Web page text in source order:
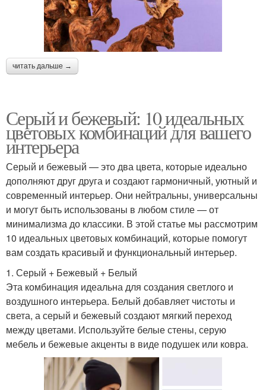
читать дальше →
Серый и бежевый: 10 идеальных
цветовых комбинаций для вашего
интерьера
Серый и бежевый — это два цвета, которые идеально
дополняют друг друга и создают гармоничный, уютный и
современный интерьер. Они нейтральны, универсальны
и могут быть использованы в любом стиле — от
минимализма до классики. В этой статье мы рассмотрим
10 идеальных цветовых комбинаций, которые помогут
вам создать красивый и функциональный интерьер.
1. Серый + Бежевый + Белый
Эта комбинация идеальна для создания светлого и
воздушного интерьера. Белый добавляет чистоты и
света, а серый и бежевый создают мягкий переход
между цветами. Используйте белые стены, серую
мебель и бежевые акценты в виде подушек или ковра.